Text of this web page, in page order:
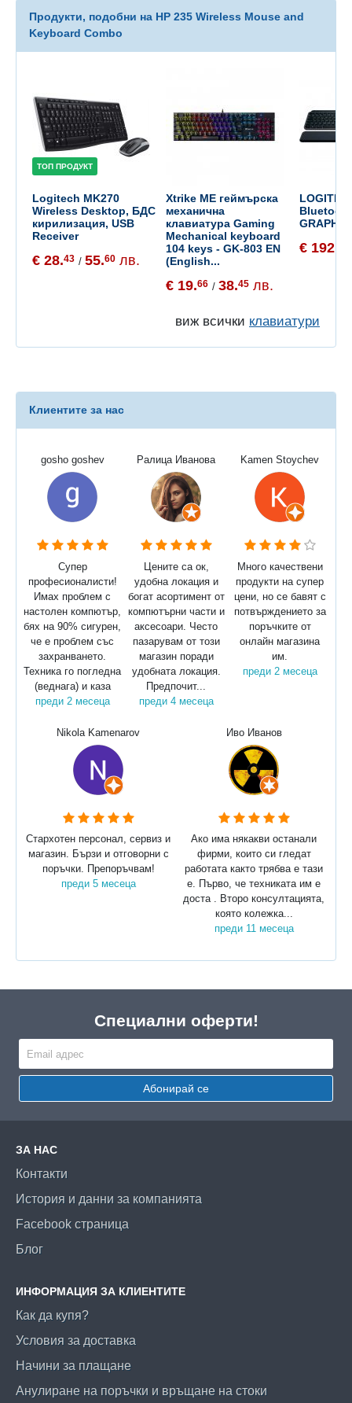
Продукти, подобни на HP 235 Wireless Mouse and
Keyboard Combo
ТОП ПРОДУКТ
Logitech MK270
Wireless Desktop, БДС
кирилизация, USB
Receiver
€ 28.43 / 55.60 лв.
Xtrike ME геймърска
механична
клавиатура Gaming
Mechanical keyboard
104 keys - GK-803 EN
(English...
€ 19.66 / 38.45 лв.
€ 192.
виж всички клавиатури
Клиентите за нас
gosho goshev
Супер
професионалисти!
Имах проблем с
настолен компютър,
бях на 90% сигурен,
че е проблем със
захранването.
Техника го погледна
(веднага) и каза
преди 2 месеца
Ралица Иванова
Цените са ок,
удобна локация и
богат асортимент от
компютърни части и
аксесоари. Често
пазарувам от този
магазин поради
удобната локация.
Предпочит...
преди 4 месеца
Kamen Stoychev
Много качествени
продукти на супер
цени, но се бавят с
потвърждението за
поръчките от
онлайн магазина
им.
преди 2 месеца
Nikola Kamenarov
Стархотен персонал, сервиз и
магазин. Бързи и отговорни с
поръчки. Препоръчвам!
преди 5 месеца
Иво Иванов
Ако има някакви останали
фирми, които си гледат
работата както трябва е тази
е. Първо, че техниката им е
доста . Второ консултацията,
която колежка...
преди 11 месеца
Специални оферти!
Абонирай се
ЗА НАС
Контакти
История и данни за компанията
Facebook страница
Блог
ИНФОРМАЦИЯ ЗА КЛИЕНТИТЕ
Как да купя?
Условия за доставка
Начини за плащане
Анулиране на поръчки и връщане на стоки